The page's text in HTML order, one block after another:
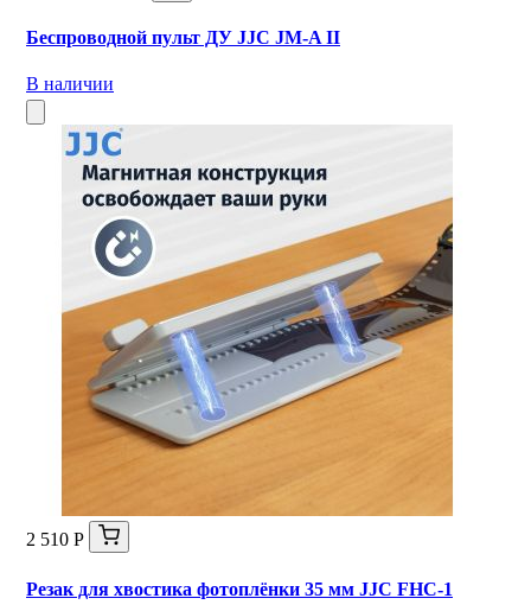
Беспроводной пульт ДУ JJC JM-A II
В наличии
2 510 Р
Резак для хвостика фотоплёнки 35 мм JJC FHC-1